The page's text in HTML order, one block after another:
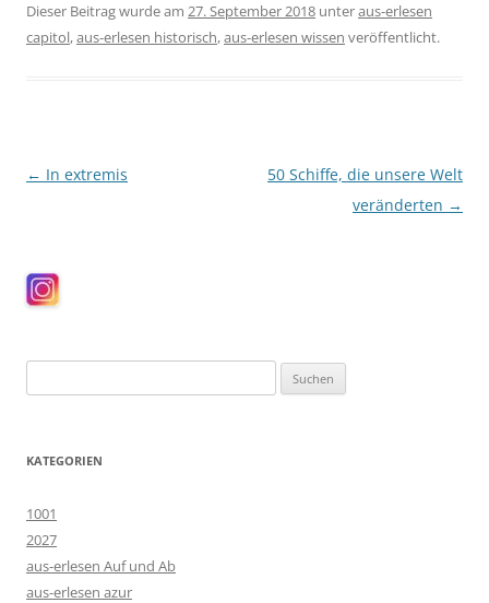
Dieser Beitrag wurde am 27. September 2018 unteraus-erlesen
capitol,aus-erlesen historisch,aus-erlesen wissen veröffentlicht.
Beitragsnavigation
← In extremis
50 Schiffe, die unsere Welt
veränderten →
nach:
KATEGORIEN
1001
2027
aus-erlesen Auf und Ab
aus-erlesen azur